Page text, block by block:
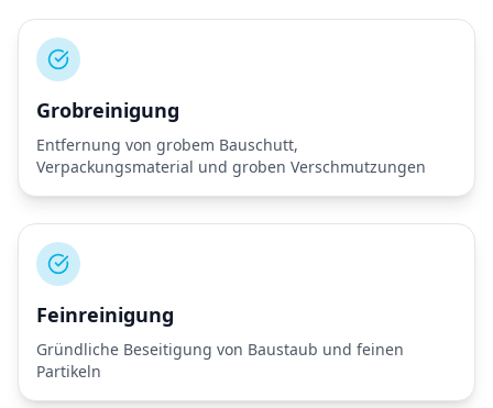
Grobreinigung
Entfernung von grobem Bauschutt,
Verpackungsmaterial und groben Verschmutzungen
Feinreinigung
Gründliche Beseitigung von Baustaub und feinen
Partikeln